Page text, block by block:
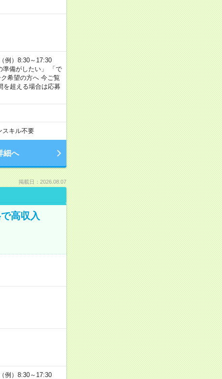
例）8:30～17:30
備がしたい」 「で
希望の方へ 今ご覧
を超える場合は応募
スキル不要
細へ
掲載日：2026.08.07
高収入
例）8:30～17:30